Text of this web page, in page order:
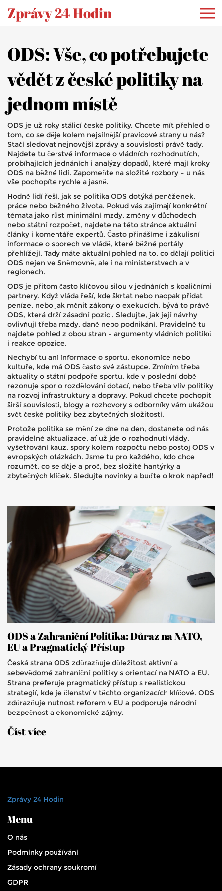
Zprávy 24 Hodin
ODS: Vše, co potřebujete
vědět z české politiky na
jednom místě
ODS je už roky stálicí české politiky. Chcete mít přehled o
tom, co se děje kolem nejsilnější pravicové strany u nás?
Stačí sledovat nejnovější zprávy a souvislosti právě tady.
Najdete tu čerstvé informace o vládních rozhodnutích,
probíhajících jednáních i analýzy dopadů, které mají kroky
ODS na běžné lidi. Zapomeňte na složité rozbory – u nás
vše pochopíte rychle a jasně.
Hodně lidí řeší, jak se politika ODS dotýká peněženek,
práce nebo běžného života. Pokud vás zajímají konkrétní
témata jako růst minimální mzdy, změny v důchodech
nebo státní rozpočet, najdete na této stránce aktuální
články i komentáře expertů. Často přinášíme i zákulisní
informace o sporech ve vládě, které běžné portály
přehlížejí. Tady máte aktuální pohled na to, co dělají politici
ODS nejen ve Sněmovně, ale i na ministerstvech a v
regionech.
ODS je přitom často klíčovou silou v jednáních s koaličními
partnery. Když vláda řeší, kde škrtat nebo naopak přidat
peníze, nebo jak měnit zákony o exekucích, bývá to právě
ODS, která drží zásadní pozici. Sledujte, jak její návrhy
ovlivňují třeba mzdy, daně nebo podnikání. Pravidelně tu
najdete pohled z obou stran – argumenty vládních politiků
i reakce opozice.
Nechybí tu ani informace o sportu, ekonomice nebo
kultuře, kde má ODS často své zástupce. Zmíním třeba
aktuality o státní podpoře sportu, kde v poslední době
rezonuje spor o rozdělování dotací, nebo třeba vliv politiky
na rozvoj infrastruktury a dopravy. Pokud chcete pochopit
širší souvislosti, blogy a rozhovory s odborníky vám ukážou
svět české politiky bez zbytečných složitostí.
Protože politika se mění ze dne na den, dostanete od nás
pravidelné aktualizace, ať už jde o rozhodnutí vlády,
vyšetřování kauz, spory kolem rozpočtu nebo postoj ODS v
evropských otázkách. Jsme tu pro každého, kdo chce
rozumět, co se děje a proč, bez složité hantýrky a
zbytečných kliček. Sledujte novinky a buďte o krok napřed!
ODS a Zahraniční Politika: Důraz na NATO,
EU a Pragmatický Přístup
Česká strana ODS zdůrazňuje důležitost aktivní a
sebevědomé zahraniční politiky s orientací na NATO a EU.
Strana preferuje pragmatický přístup s realistickou
strategií, kde je členství v těchto organizacích klíčové. ODS
zdůrazňuje nutnost reforem v EU a podporuje národní
bezpečnost a ekonomické zájmy.
Číst více
Zprávy 24 Hodin
Menu
O nás
Podmínky používání
Zásady ochrany soukromí
GDPR